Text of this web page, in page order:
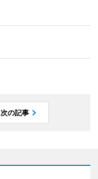
次の記事